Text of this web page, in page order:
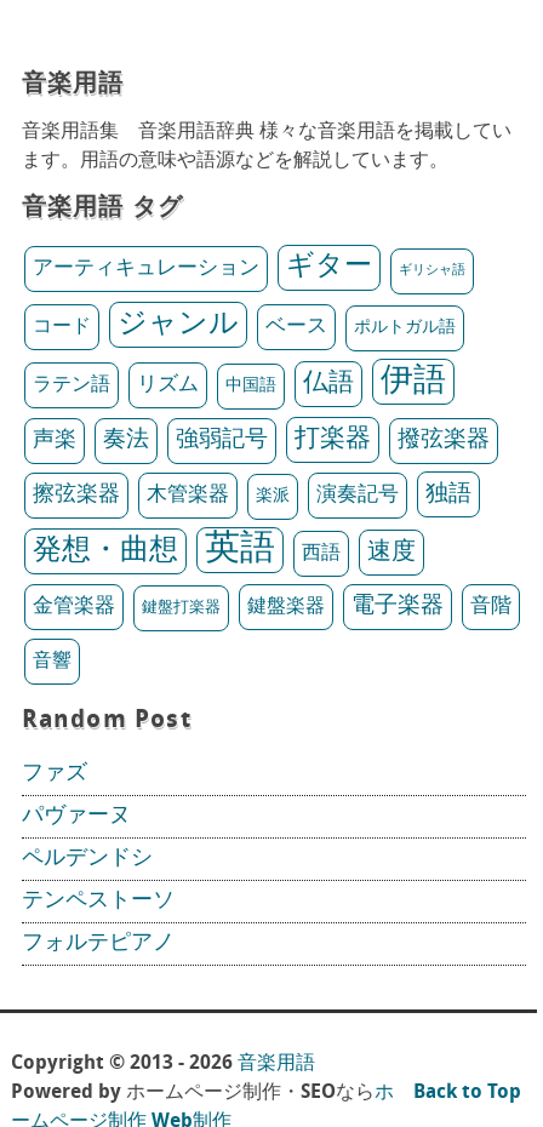
音楽用語
音楽用語集 音楽用語辞典 様々な音楽用語を掲載してい
ます。用語の意味や語源などを解説しています。
音楽用語 タグ
アーティキュレーション ギター ギリシャ語
コード ジャンル ベース ポルトガル語
ラテン語 リズム 中国語 仏語 伊語
声楽 奏法 強弱記号 打楽器 撥弦楽器
擦弦楽器 木管楽器 楽派 演奏記号 独語
発想・曲想 英語 西語 速度
金管楽器 鍵盤打楽器 鍵盤楽器 電子楽器 音階
音響
Random Post
ファズ
パヴァーヌ
ペルデンドシ
テンペストーソ
フォルテピアノ
Copyright © 2013 - 2026音楽用語
Powered by ホームページ制作・SEOならホ
ームページ制作 Web制作
Back to Top